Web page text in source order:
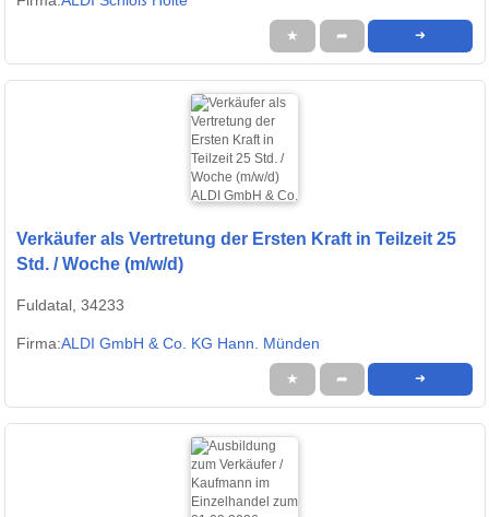
★ ➦ ➜
Verkäufer als Vertretung der Ersten Kraft in Teilzeit 25
Std. / Woche (m/w/d)
Fuldatal, 34233
Firma:ALDI GmbH & Co. KG Hann. Münden
★ ➦ ➜